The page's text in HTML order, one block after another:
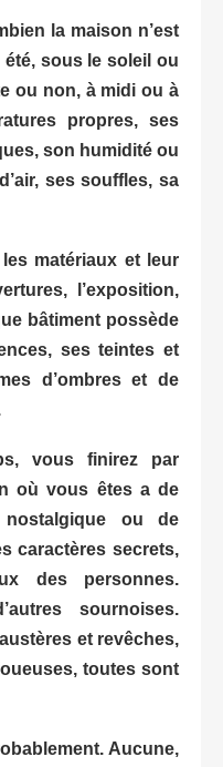
la maison n’est
sous le soleil ou
ou non, à midi ou à
propres, ses
son humidité ou
ses souffles, sa
matériaux et leur
l’exposition,
bâtiment possède
ses teintes et
d’ombres et de
vous finirez par
où vous êtes a de
ou de
caractères secrets,
des personnes.
sournoises.
et revêches,
toutes sont
Aucune,